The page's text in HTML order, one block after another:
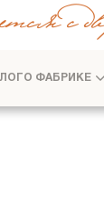
с
О ФАБРИКЕ